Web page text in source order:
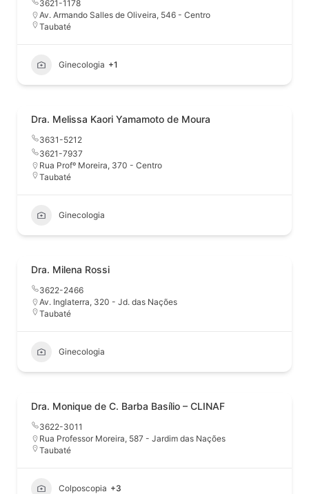
3621-1178
Av. Armando Salles de Oliveira, 546 - Centro
Taubaté
Ginecologia +1
Dra. Melissa Kaori Yamamoto de Moura
3631-5212
3621-7937
Rua Profº Moreira, 370 - Centro
Taubaté
Ginecologia
Dra. Milena Rossi
3622-2466
Av. Inglaterra, 320 - Jd. das Nações
Taubaté
Ginecologia
Dra. Monique de C. Barba Basílio – CLINAF
3622-3011
Rua Professor Moreira, 587 - Jardim das Nações
Taubaté
Colposcopia +3